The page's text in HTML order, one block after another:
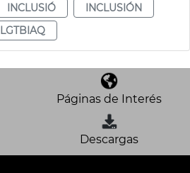
INCLUSIÓ
INCLUSIÓN
LGTBIAQ
Páginas de Interés
Descargas